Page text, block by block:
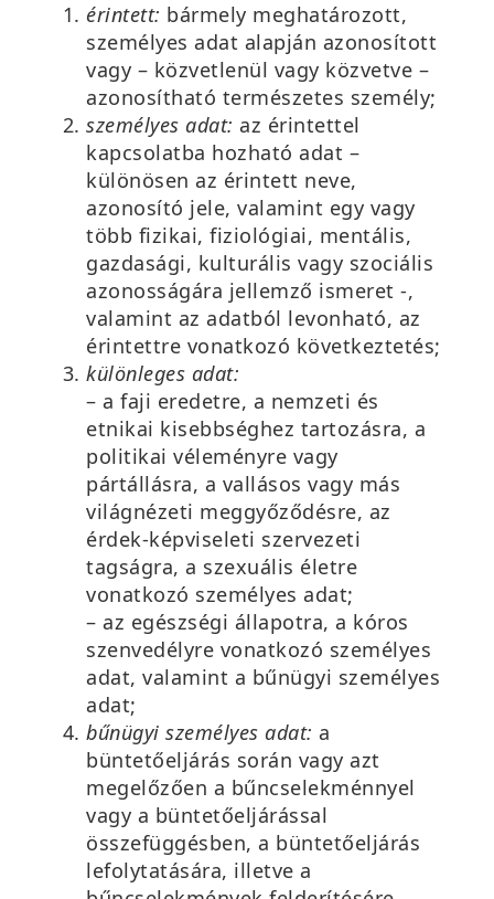
érintett: bármely meghatározott,
személyes adat alapján azonosított
vagy – közvetlenül vagy közvetve –
azonosítható természetes személy;
személyes adat: az érintettel
kapcsolatba hozható adat –
különösen az érintett neve,
azonosító jele, valamint egy vagy
több fizikai, fiziológiai, mentális,
gazdasági, kulturális vagy szociális
azonosságára jellemző ismeret -,
valamint az adatból levonható, az
érintettre vonatkozó következtetés;
különleges adat:
– a faji eredetre, a nemzeti és
etnikai kisebbséghez tartozásra, a
politikai véleményre vagy
pártállásra, a vallásos vagy más
világnézeti meggyőződésre, az
érdek-képviseleti szervezeti
tagságra, a szexuális életre
vonatkozó személyes adat;
– az egészségi állapotra, a kóros
szenvedélyre vonatkozó személyes
adat, valamint a bűnügyi személyes
adat;
bűnügyi személyes adat: a
büntetőeljárás során vagy azt
megelőzően a bűncselekménnyel
vagy a büntetőeljárással
összefüggésben, a büntetőeljárás
lefolytatására, illetve a